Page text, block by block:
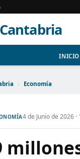
INICIO
› Economía
4 de Junio de 2026 ·